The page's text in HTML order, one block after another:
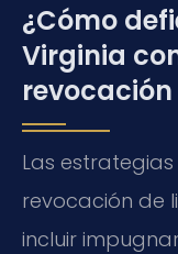
¿Cómo
Virginia
Las
revocación de
incluir